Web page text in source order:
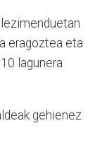
eragoztea eta
lagunera
gehienez